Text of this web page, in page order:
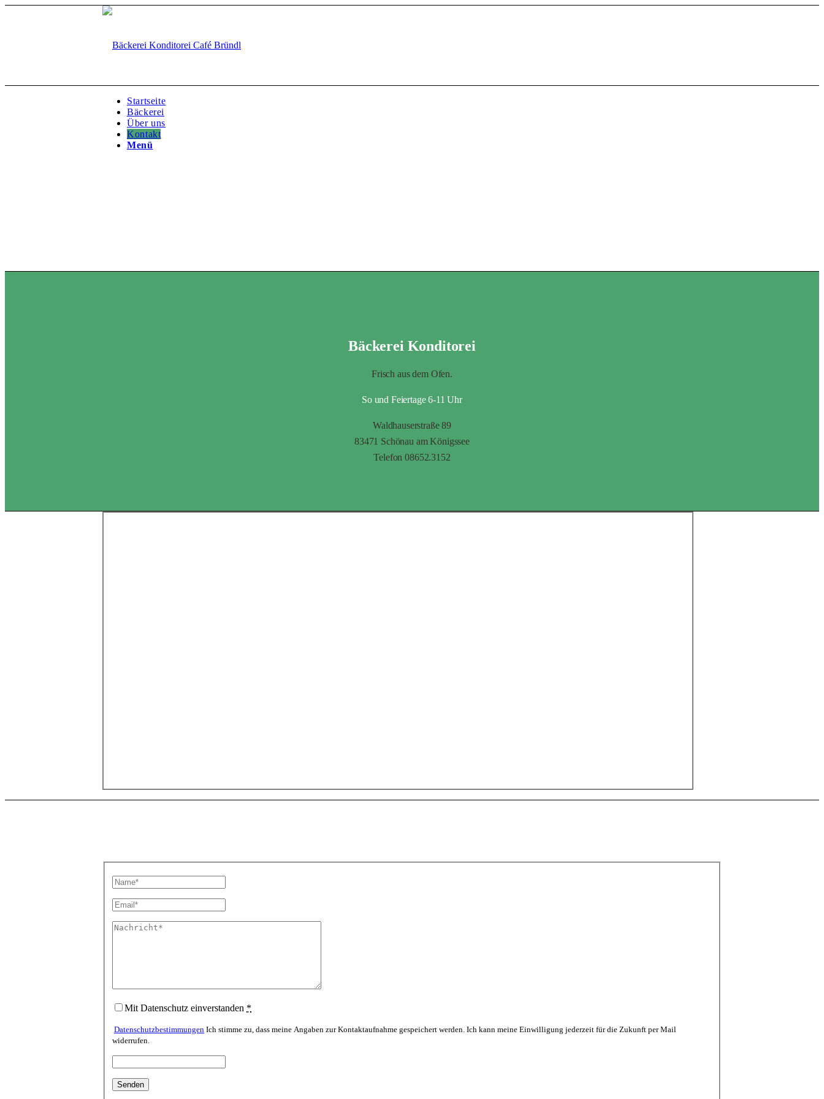
Startseite
Bäckerei
Über uns
Kontakt
Menü
Bäckerei Konditorei
Frisch aus dem Ofen.
So und Feiertage 6-11 Uhr
Waldhauserstraße 89
83471 Schönau am Königssee
Telefon 08652.3152
Mit Datenschutz einverstanden *
Datenschutzbestimmungen Ich stimme zu, dass meine Angaben zur Kontaktaufnahme gespeichert werden. Ich kann meine Einwilligung jederzeit für die Zukunft per Mail
widerrufen.